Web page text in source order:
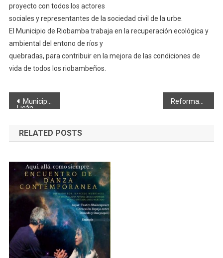
proyecto con todos los actores
sociales y representantes de la sociedad civil de la urbe.
El Municipio de Riobamba trabaja en la recuperación ecológica y
ambiental del entono de ríos y
quebradas, para contribuir en la mejora de las condiciones de
vida de todos los riobambeños.
Navegación
de
entradas
Municipio de Riobamba trabaja en el mejoramiento vial de la parroquia
Licán
RELATED POSTS